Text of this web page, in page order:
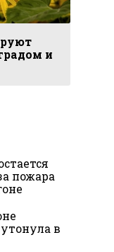
и
пожара
в